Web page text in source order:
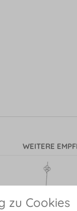
WEITERE
zu Cookies